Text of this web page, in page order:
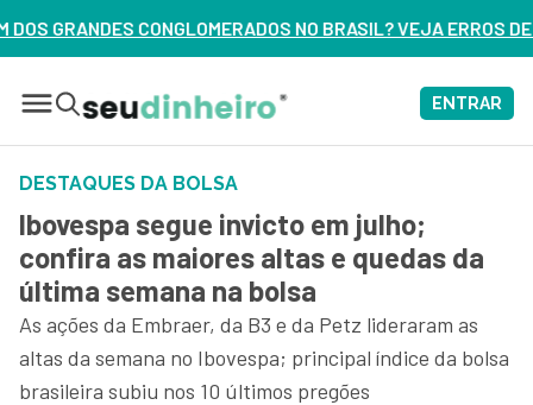
NO BRASIL? VEJA ERROS DE 3 DELES – ASSISTA AGORA
ENTRAR
DESTAQUES DA BOLSA
Ibovespa segue invicto em julho;
confira as maiores altas e quedas da
última semana na bolsa
As ações da Embraer, da B3 e da Petz lideraram as
altas da semana no Ibovespa; principal índice da bolsa
brasileira subiu nos 10 últimos pregões